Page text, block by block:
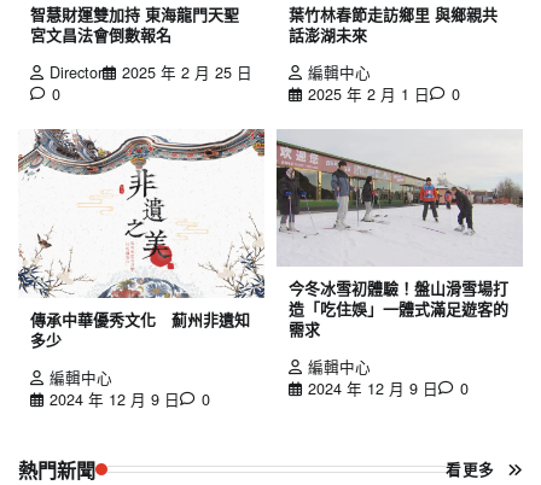
智慧財運雙加持 東海龍門天聖
宮文昌法會倒數報名
Director
2025 年 2 月 25 日
0
葉竹林春節走訪鄉里 與鄉親共
話澎湖未來
編輯中心
2025 年 2 月 1 日
0
傳承中華優秀文化 薊州非遺知
多少
編輯中心
2024 年 12 月 9 日
0
今冬冰雪初體驗！盤山滑雪場打
造「吃住娛」一體式滿足遊客的
需求
編輯中心
2024 年 12 月 9 日
0
熱門新聞 看更多